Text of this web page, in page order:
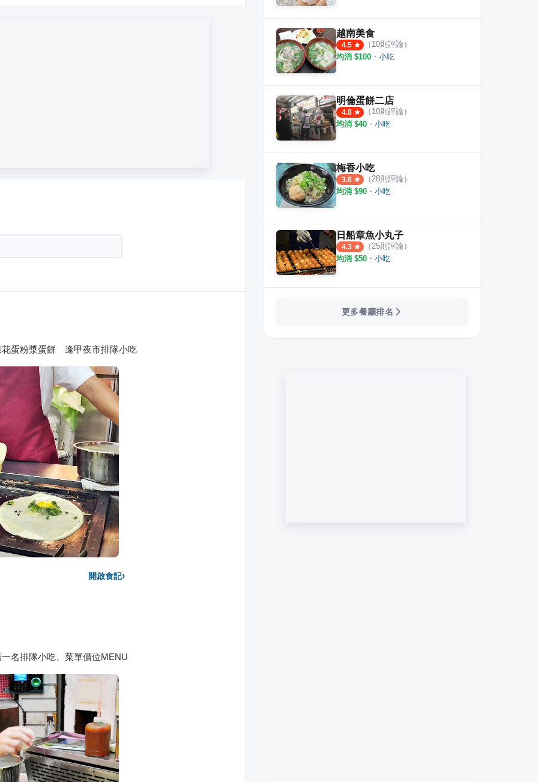
花蛋粉漿蛋餅 逢甲夜市排隊小吃
開啟食記›
名排隊小吃、菜單價位MENU
越南美食
4.5 （ 10則評論）
均消 $100 ・ 小吃
明倫蛋餅二店
4.8 （ 10則評論）
均消 $40 ・ 小吃
梅香小吃
3.6 （28則評論）
均消 $90 ・ 小吃
日船章魚小丸子
4.3 （25則評論）
均消 $50 ・ 小吃
更多餐廳排名